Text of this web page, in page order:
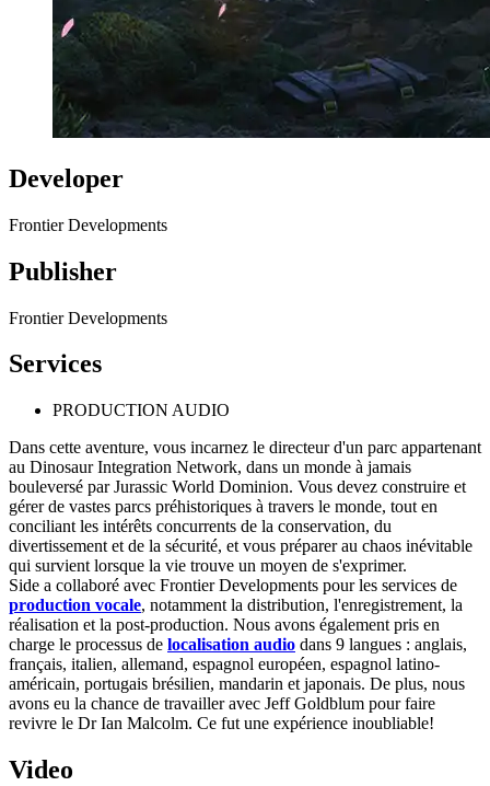
Developer
Frontier Developments
Publisher
Frontier Developments
Services
PRODUCTION AUDIO
Dans cette aventure, vous incarnez le directeur d'un parc appartenant
au Dinosaur Integration Network, dans un monde à jamais
bouleversé par Jurassic World Dominion. Vous devez construire et
gérer de vastes parcs préhistoriques à travers le monde, tout en
conciliant les intérêts concurrents de la conservation, du
divertissement et de la sécurité, et vous préparer au chaos inévitable
qui survient lorsque la vie trouve un moyen de s'exprimer.
Side a collaboré avec Frontier Developments pour les services de
production vocale, notamment la distribution, l'enregistrement, la
réalisation et la post-production. Nous avons également pris en
charge le processus de localisation audio dans 9 langues : anglais,
français, italien, allemand, espagnol européen, espagnol latino-
américain, portugais brésilien, mandarin et japonais. De plus, nous
avons eu la chance de travailler avec Jeff Goldblum pour faire
revivre le Dr Ian Malcolm. Ce fut une expérience inoubliable!
Video